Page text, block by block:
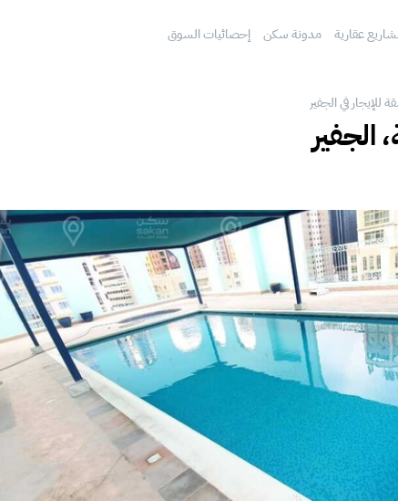
عقارية مدونة سكن إحصائيات السوق
للإيجار في الجفير
الجفير